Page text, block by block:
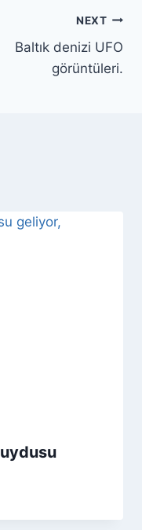
NEXT
Baltık denizi UFO
görüntüleri.